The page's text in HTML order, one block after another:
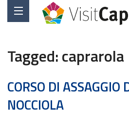
Tagged:caprarola
CORSO DI ASSAGGIO
NOCCIOLA